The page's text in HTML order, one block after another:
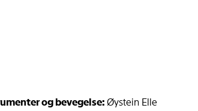
og bevegelse:Øystein Elle